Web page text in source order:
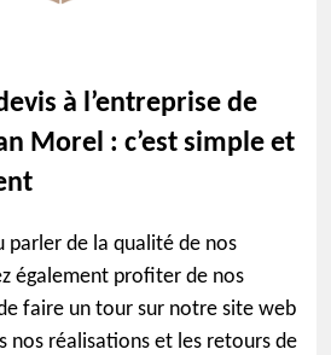
à l’entreprise de
Morel : c’est simple et
parler de la qualité de nos
également profiter de nos
faire un tour sur notre site web
nos réalisations et les retours de